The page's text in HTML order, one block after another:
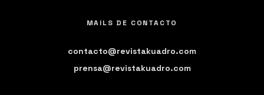
MAILS DE CONTACTO
contacto@revistakuadro.com
prensa@revistakuadro.com